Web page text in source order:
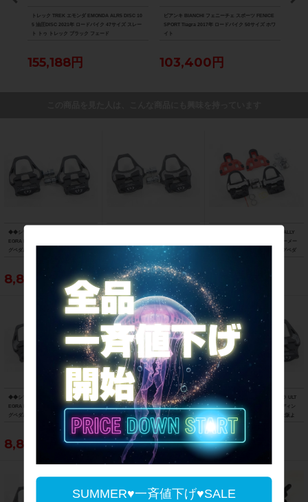
SUMMER♥一斉値下げ♥SALE
トレック TREK エモンダ EMONDA ALR5 DISC 10
5 油圧DISC 2021年 ロードバイク 47サイズ スレー
ト トゥ トレック ブラック フェード
155,188円
ビアンキ BIANCHI フェニーチェ スポーツ FENICE
SPORT Tiagra 2017年 ロードバイク 50サイズ ホワ
イト
103,400円
◆◆シマノ SHIMANO アルテグラ ULT
EGRA PD-R8000 SPD-SL ビンディン
グペダル（サイクルパラダイス大阪よ
8,800円
ンディングペダル（サイクルパラダイ
ス大阪より配送）
7,700円
◆◆ガーミン GARMIN ラリー RALLY
RS200 デュアルセンシングパワーメー
ターペダル SPD-SL ビンディングペダ
ル（サイクルパラダイス大阪より配
◆◆シマノ SHIMANO アルテグラ ULT
EGRA PD-R8000 SPD-SL ビンディン
グペダル（サイクルパラダイス大阪よ
8,800円
◆◆シマノ SHIMANO アルテグラ ULT
EGRA PD-R8000 SPD-SL ビンディン
グペダル（サイクルパラダイス大阪よ
り配送）
8,800円
◆◆シマノ SHIMANO アルテグラ ULT
EGRA PD-R8000 SPD-SL ビンディン
グペダル（サイクルパラダイス大阪よ
り配送）
8,800円